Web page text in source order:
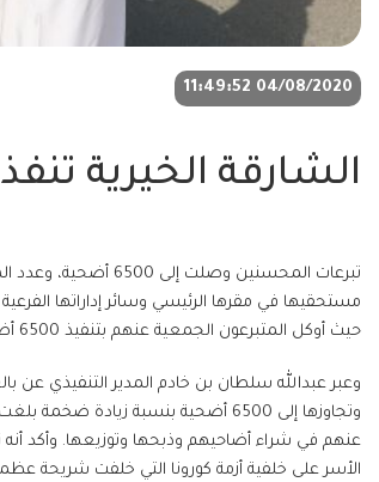
04/08/2020 11:49:52
الشارقة الخيرية
حيث أوكل المتبرعون الجمعية عنهم بتنفيذ 6500 أضحية لتكون الحملة الأكبر للأضاحي في تاريخ جمعية الشارقة الخيرية داخل الدولة.
عنهم في شراء أضاحيهم وذبحها وتوزيعها. وأكد
الأسر على خلفية أزمة كورونا التي خلفت